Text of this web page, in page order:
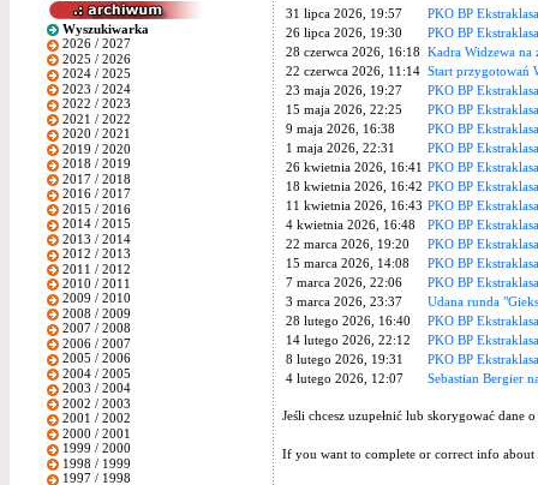
Wyszukiwarka
2026 / 2027
2025 / 2026
2024 / 2025
2023 / 2024
2022 / 2023
2021 / 2022
2020 / 2021
2019 / 2020
2018 / 2019
2017 / 2018
2016 / 2017
2015 / 2016
2014 / 2015
2013 / 2014
2012 / 2013
2011 / 2012
2010 / 2011
2009 / 2010
2008 / 2009
2007 / 2008
2006 / 2007
2005 / 2006
2004 / 2005
2003 / 2004
2002 / 2003
2001 / 2002
2000 / 2001
1999 / 2000
1998 / 1999
1997 / 1998
31 lipca 2026, 19:57
PKO BP
26 lipca 2026, 19:30
PKO BP
28 czerwca 2026, 16:18 Kadra Widzewa
22 czerwca 2026, 11:14 Start przygotowań
23 maja 2026, 19:27
PKO BP
15 maja 2026, 22:25
PKO BP
9 maja 2026, 16:38
PKO BP
1 maja 2026, 22:31
PKO BP
26 kwietnia 2026, 16:41 PKO BP
18 kwietnia 2026, 16:42 PKO BP
11 kwietnia 2026, 16:43 PKO BP
4 kwietnia 2026, 16:48
PKO BP
22 marca 2026, 19:20
PKO BP
15 marca 2026, 14:08
PKO BP
7 marca 2026, 22:06
PKO BP
3 marca 2026, 23:37
Udana runda
28 lutego 2026, 16:40
PKO BP
14 lutego 2026, 22:12
PKO BP
8 lutego 2026, 19:31
PKO BP
4 lutego 2026, 12:07
Sebastian Bergier
Jeśli chcesz uzupełnić lub skorygować
If you want to complete or correct info